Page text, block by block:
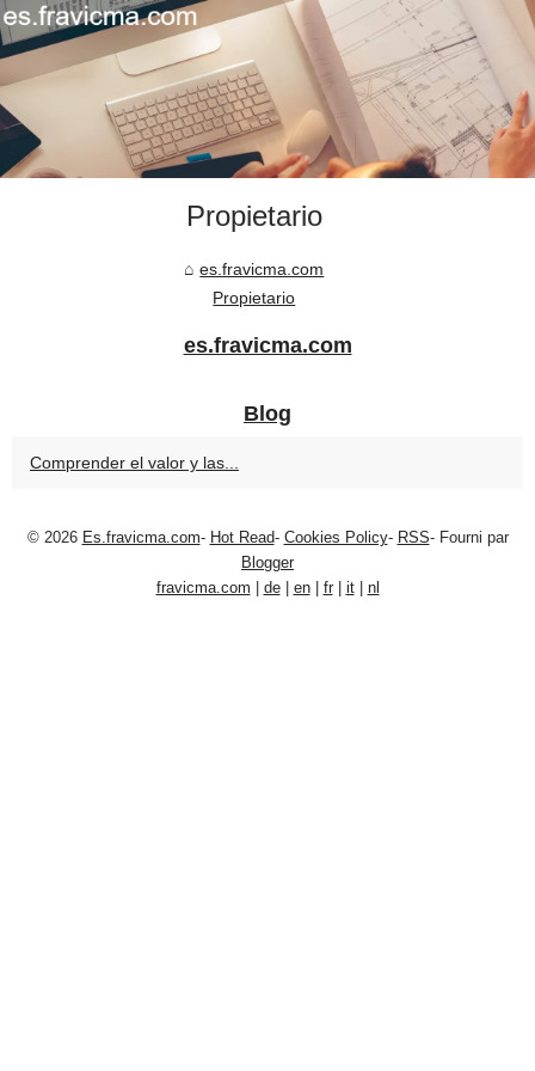
Propietario
es.fravicma.com
Propietario
es.fravicma.com
Blog
Comprender el valor y las...
© 2026 Es.fravicma.com- Hot Read- Cookies Policy- RSS- Fourni par
Blogger
fravicma.com
de| en| fr| it| nl